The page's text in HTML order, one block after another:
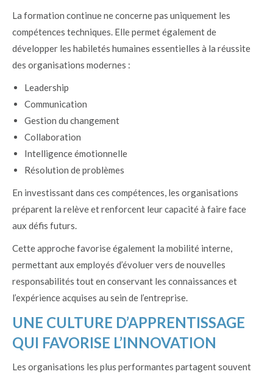
La formation continue ne concerne pas uniquement les
compétences techniques. Elle permet également de
développer les habiletés humaines essentielles à la réussite
des organisations modernes :
Leadership
Communication
Gestion du changement
Collaboration
Intelligence émotionnelle
Résolution de problèmes
En investissant dans ces compétences, les organisations
préparent la relève et renforcent leur capacité à faire face
aux défis futurs.
Cette approche favorise également la mobilité interne,
permettant aux employés d’évoluer vers de nouvelles
responsabilités tout en conservant les connaissances et
l’expérience acquises au sein de l’entreprise.
UNE CULTURE D’APPRENTISSAGE
QUI FAVORISE L’INNOVATION
Les organisations les plus performantes partagent souvent